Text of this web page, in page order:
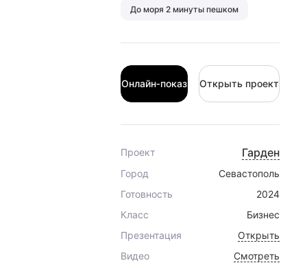
До моря 2 минуты пешком
Онлайн‑показ
Онлайн‑показ
Открыть проект
Открыть проект
Проект Гарден
Город
Севастополь
Готовность
2024
Класс
Бизнес
Презентация
Открыть
Видео
Смотреть